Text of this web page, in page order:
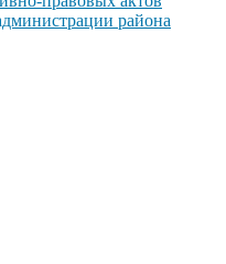
района